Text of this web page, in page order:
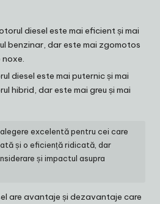
diesel este mai eficient și mai
benzinar, dar este mai zgomotos
noxe.
diesel este mai puternic și mai
hibrid, dar este mai greu și mai
excelentă pentru cei care
și o eficiență ridicată, dar
și impactul asupra
are avantaje și dezavantaje care